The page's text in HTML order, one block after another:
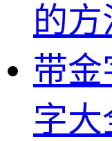
的方
带金
字大